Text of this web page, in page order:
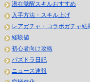
潜在覚醒スキルおすすめ
入手方法・スキル上げ
レアガチャ・コラボガチャ結
経験値
初心者向け攻略
パズドラ日記
ニュース速報